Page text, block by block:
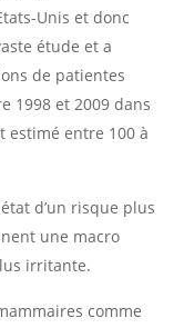
Unis et donc
étude et a
de patientes
1998 et 2009 dans
estimé entre 100 à
d’un risque plus
une macro
irritante.
comme